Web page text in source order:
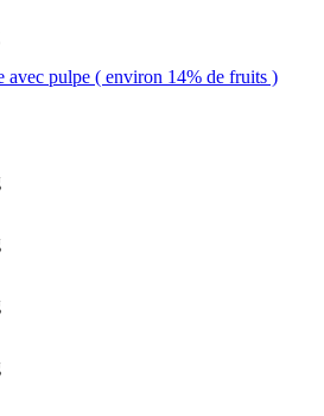
avec pulpe ( environ 14% de fruits )